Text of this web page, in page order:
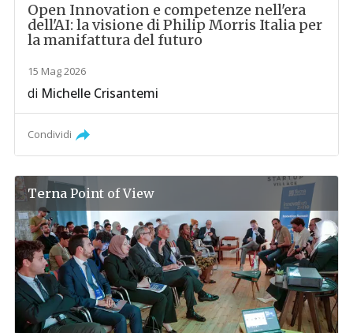
Open Innovation e competenze nell'era
dell'AI: la visione di Philip Morris Italia per
la manifattura del futuro
15 Mag 2026
di Michelle Crisantemi
Condividi
Terna Point of View